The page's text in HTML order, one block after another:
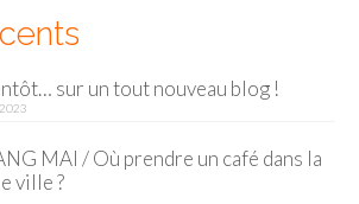
Uni
sur un tout nouveau blog !
MAI / Où prendre un café dans la
ville ?